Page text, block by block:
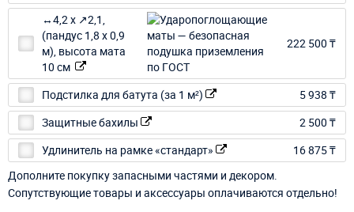
↔4,2 х ↗2,1,
(пандус 1,8 х 0,9
м), высота мата
10 см
222 500 ₸
Подстилка для батута (за 1 м²)
5 938 ₸
Защитные бахилы
2 500 ₸
Удлинитель на рамке «стандарт»
16 875 ₸
Дополните покупку запасными частями и декором.
Сопутствующие товары и аксессуары оплачиваются отдельно!